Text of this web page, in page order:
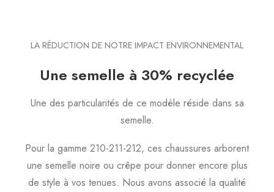
LA RÉDUCTION DE NOTRE IMPACT ENVIRONNEMENTAL
Une semelle à 30% recyclée
Une des particularités de ce modèle réside dans sa
semelle.
Pour la gamme 210-211-212, ces chaussures arborent
une semelle noire ou crêpe pour donner encore plus
de style à vos tenues. Nous avons associé la qualité